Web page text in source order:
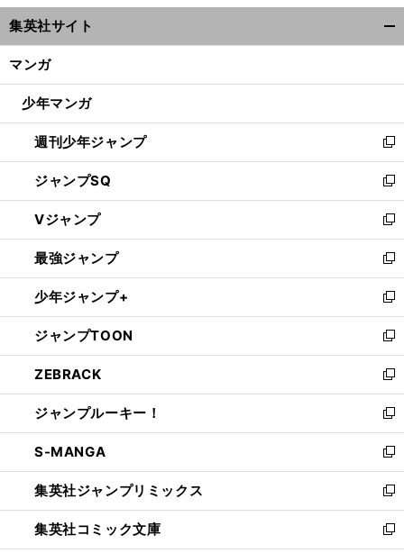
ウ
ィ
ン
ウ
開
く
集英社サイト
マンガ
少年マンガ
週刊少年ジャンプ
新
し
い
ウ
ィ
ン
ド
ウ
で
開
く
ジャンプSQ
新
し
い
ウ
ィ
ン
ド
ウ
で
開
く
Vジャンプ
新
し
い
ウ
ィ
ン
ド
ウ
で
開
く
最強ジャンプ
新
し
い
ウ
ィ
ン
ド
ウ
で
開
く
少年ジャンプ+
新
し
い
ウ
ィ
ン
ド
ウ
で
開
く
ジャンプTOON
新
し
い
ウ
ィ
ン
ド
ウ
で
開
く
ZEBRACK
新
し
い
ウ
ィ
ン
ド
ウ
で
開
ジャンプルーキー！
新
し
い
ウ
ィ
ン
ド
ウ
S-MANGA
新
し
い
ウ
ィ
集英社ジャンプリミックス
新
し
い
集英社コミック文庫
新